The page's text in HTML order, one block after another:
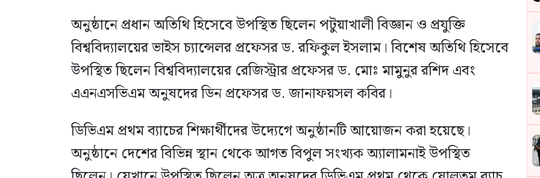
অনুষ্ঠানে প্রধান অতিথি হিসেবে উপস্থিত ছিলেন পটুয়াখালী বিজ্ঞান ও প্রযুক্তি
বিশ্ববিদ্যালয়ের ভাইস চ্যান্সেলর প্রফেসর ড. রফিকুল ইসলাম। বিশেষ অতিথি হিসেবে
উপস্থিত ছিলেন বিশ্ববিদ্যালয়ের রেজিস্ট্রার প্রফেসর ড. মোঃ মামুনুর রশিদ এবং
এএনএসভিএম অনুষদের ডিন প্রফেসর ড. জানাফয়সল কবির।
ডিভিএম প্রথম ব্যাচের শিক্ষার্থীদের উদ্যেগে অনুষ্ঠানটি আয়োজন করা হয়েছে।
অনুষ্ঠানে দেশের বিভিন্ন স্থান থেকে আগত বিপুল সংখ্যক অ্যালামনাই উপস্থিত